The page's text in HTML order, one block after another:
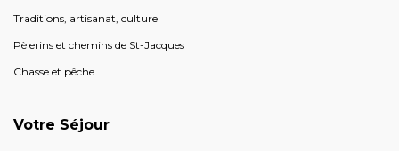
Traditions, artisanat, culture
Pèlerins et chemins de St-Jacques
Chasse et pêche
Votre Séjour